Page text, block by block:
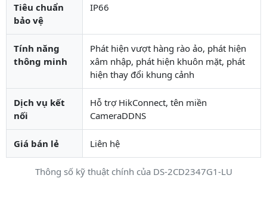
Thông số kỹ thuật chính của DS-2CD2347G1-LU
Tiêu chuẩn
bảo vệ
IP66
Tính năng
thông minh
Phát hiện vượt hàng rào ảo, phát hiện
xâm nhập, phát hiện khuôn mặt, phát
hiện thay đổi khung cảnh
Dịch vụ kết
nối
Hỗ trợ HikConnect, tên miền
CameraDDNS
Giá bán lẻ Liên hệ